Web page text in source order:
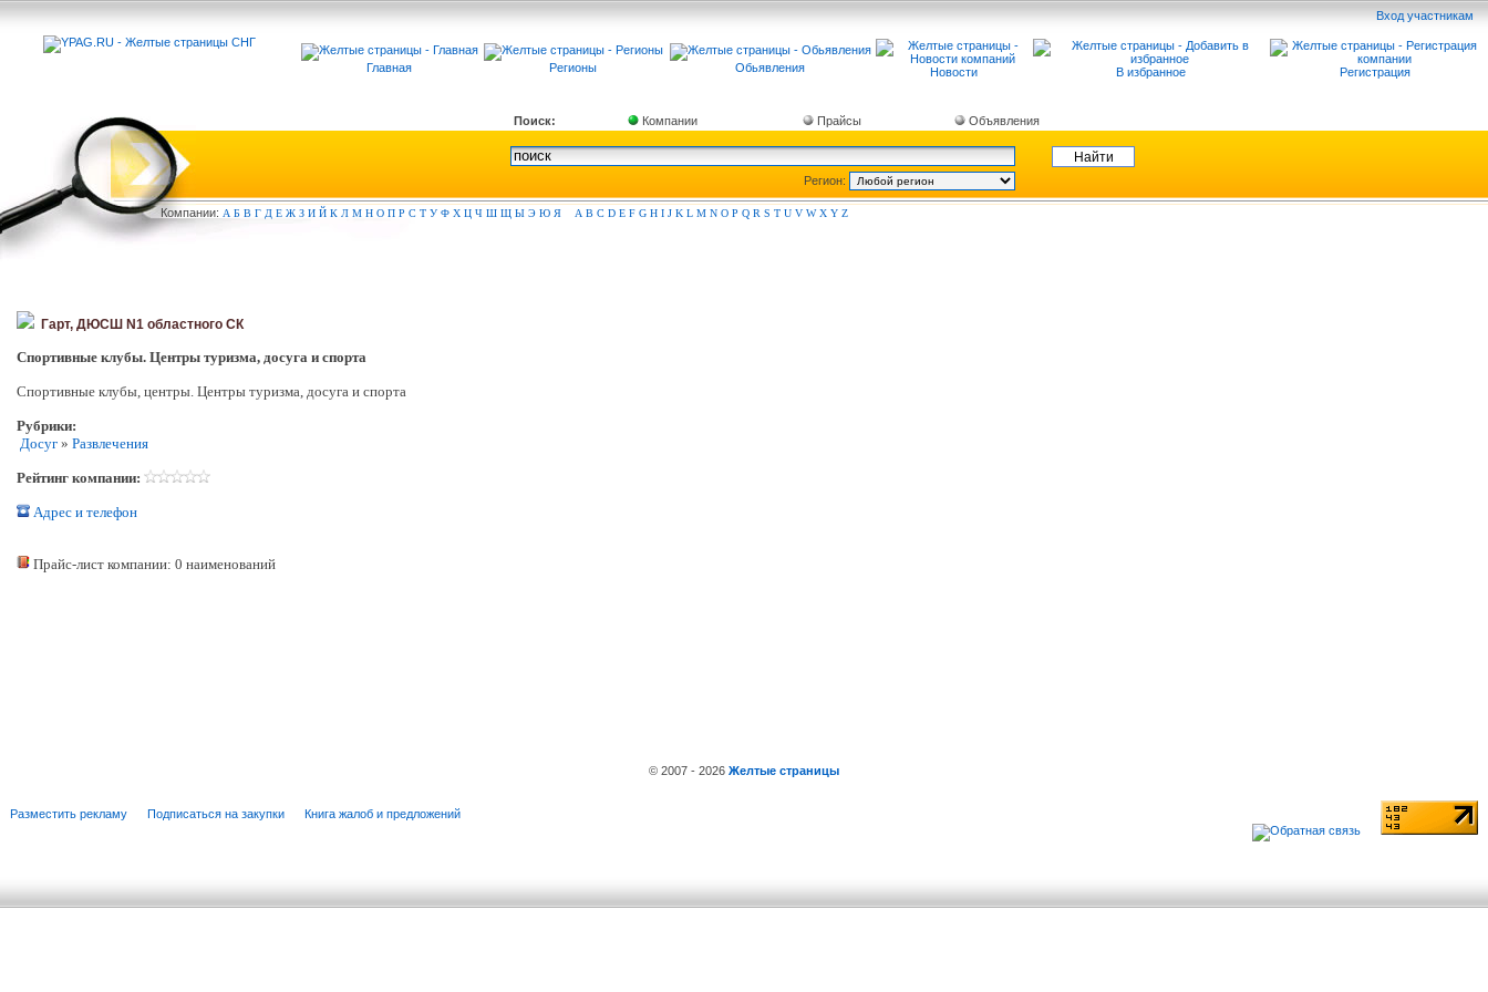
Вход участникам
Главная Регионы Обьявления Новости В избранное Регистрация
Поиск: Компании Прайсы Объявления
Регион:
Компании: А Б В Г Д Е Ж З И Й К Л М Н О П Р С Т У Ф Х Ц Ч Ш Щ Ы Э Ю Я A B C D E F G H I J K L M N O P Q R S T U V W X Y Z
Гарт, ДЮСШ N1 областного СК
Спортивные клубы. Центры туризма, досуга и спорта
Спортивные клубы, центры. Центры туризма, досуга и спорта
Рубрики:
Досуг » Развлечения
Рейтинг компании:
Адрес и телефон
Прайс-лист компании: 0 наименований
© 2007 - 2026 Желтые страницы
Разместить рекламу Подписаться на закупки Книга жалоб и предложений